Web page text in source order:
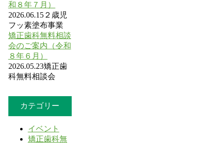
和８年７月）
2026.06.15２歳児
フッ素塗布事業
矯正歯科無料相談
会のご案内（令和
８年６月）
2026.05.23矯正歯
科無料相談会
カテゴリー
イベント
矯正歯科無